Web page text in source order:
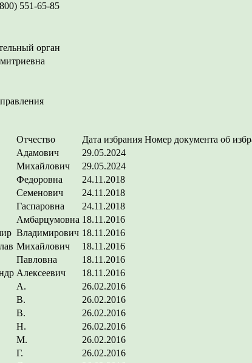
551-65-85
орган
Отчество Дата избрания Номер документа об
Адамович
29.05.2024
Михайлович
29.05.2024
Федоровна
24.11.2018
Семенович
24.11.2018
Гаспаровна
24.11.2018
Амбарцумовна 18.11.2016
Владимирович 18.11.2016
Михайлович
18.11.2016
Павловна
18.11.2016
Алексеевич
18.11.2016
А.
26.02.2016
В.
26.02.2016
В.
26.02.2016
Н.
26.02.2016
М.
26.02.2016
Г.
26.02.2016